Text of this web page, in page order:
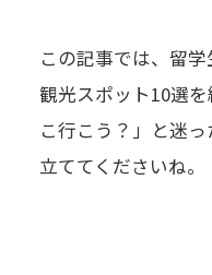
この記事では、留
観光スポット10選
こ行こう？」と迷
立ててくださいね。